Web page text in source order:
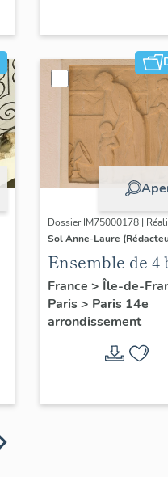
Dossier IM75000178 |
Sol Anne-Laure
Ensemble de 4
reliefs : Les
France > Île-de-
Paris> Paris 14e
arrondissement